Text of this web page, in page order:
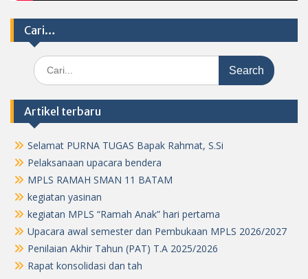
Cari…
Search
for:
Artikel terbaru
Selamat PURNA TUGAS Bapak Rahmat, S.Si
Pelaksanaan upacara bendera
MPLS RAMAH SMAN 11 BATAM
kegiatan yasinan
kegiatan MPLS “Ramah Anak” hari pertama
Upacara awal semester dan Pembukaan MPLS 2026/2027
Penilaian Akhir Tahun (PAT) T.A 2025/2026
Rapat konsolidasi dan tah